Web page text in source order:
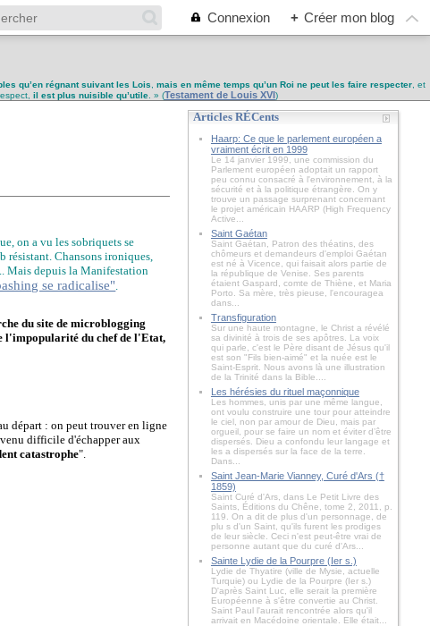
Connexion + Créer mon blog
qu’en régnant suivant les Lois mais en même temps qu’un Roi ne peut les faire respecter, et
il est plus nuisible qu’utile . » (Testament de Louis XVI)
on a vu les sobriquets se
résistant. Chansons ironiques,
Mais depuis la Manifestation
se radicalise"
du site de microblogging
l'impopularité du chef de l'Etat,
départ : on peut trouver en ligne
difficile d'échapper aux
catastrophe".
Articles RÉCents
Haarp: Ce que le parlement européen a
vraiment écrit en 1999
Le 14 janvier 1999, une commission du
Parlement européen adoptait un rapport
peu connu consacré à l'environnement, à la
sécurité et à la politique étrangère. On y
trouve un passage surprenant concernant
le projet américain HAARP (High Frequency
Active...
Saint Gaétan
Saint Gaétan, Patron des théatins, des
chômeurs et demandeurs d'emploi Gaétan
est né à Vicence, qui faisait alors partie de
la république de Venise. Ses parents
étaient Gaspard, comte de Thiène, et Maria
Porto. Sa mère, très pieuse, l'encouragea
dans...
Transfiguration
Sur une haute montagne, le Christ a révélé
sa divinité à trois de ses apôtres. La voix
qui parle, c'est le Père disant de Jésus qu'il
est son "Fils bien-aimé" et la nuée est le
Saint-Esprit. Nous avons là une illustration
de la Trinité dans la Bible....
Les hérésies du rituel maçonnique
Les hommes, unis par une même langue,
ont voulu construire une tour pour atteindre
le ciel, non par amour de Dieu, mais par
orgueil, pour se faire un nom et éviter d’être
dispersés. Dieu a confondu leur langage et
les a dispersés sur la face de la terre.
Dans...
Saint Jean-Marie Vianney, Curé d'Ars (†
1859)
Saint Curé d'Ars, dans Le Petit Livre des
Saints, Éditions du Chêne, tome 2, 2011, p.
119. On a dit de plus d'un personnage, de
plu s d'un Saint, qu'ils furent les prodiges
de leur siècle. Ceci n'est peut-être vrai de
personne autant que du curé d'Ars...
Sainte Lydie de la Pourpre (Ier s.)
Lydie de Thyatire (ville de Mysie, actuelle
Turquie) ou Lydie de la Pourpre (Ier s.)
D'après Saint Luc, elle serait la première
Européenne à s'être convertie au Christ.
Saint Paul l'aurait rencontrée alors qu'il
arrivait en Macédoine orientale. Elle était...